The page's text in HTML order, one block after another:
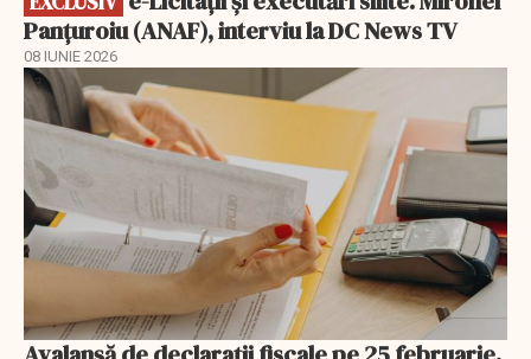
Panțuroiu (ANAF), interviu la DC News TV
08 IUNIE 2026